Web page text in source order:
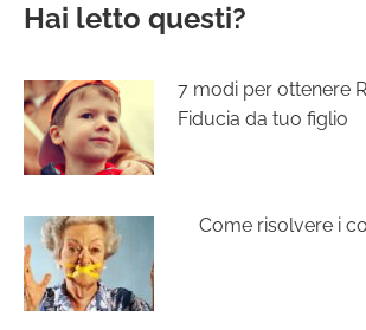
Hai letto questi?
7 modi per ottenere
Fiducia da tuo figlio
Come risolvere i